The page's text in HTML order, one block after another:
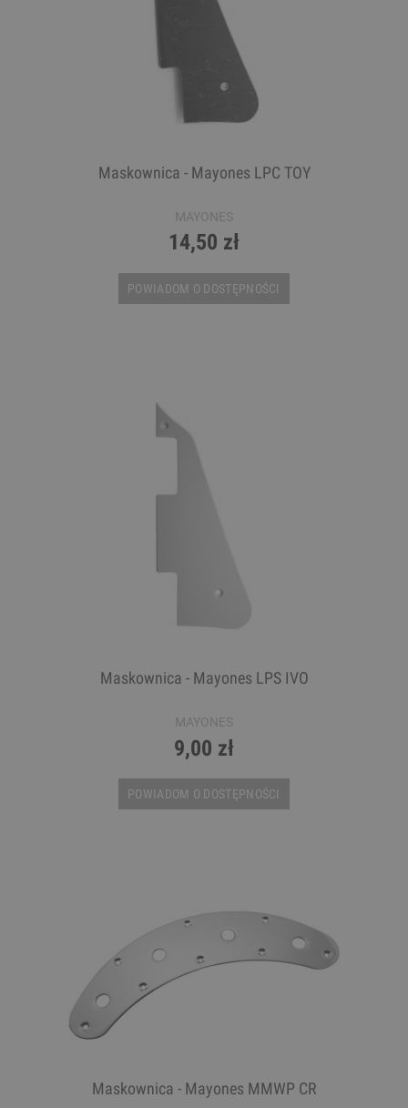
Maskownica - Mayones LPC TOY
MAYONES
14,50 zł
POWIADOM O DOSTĘPNOŚCI
Maskownica - Mayones LPS IVO
MAYONES
9,00 zł
POWIADOM O DOSTĘPNOŚCI
Maskownica - Mayones MMWP CR